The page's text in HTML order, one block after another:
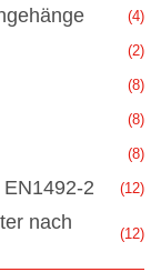
(4)
(2)
(8)
(8)
(8)
2 (12)
nach
(12)